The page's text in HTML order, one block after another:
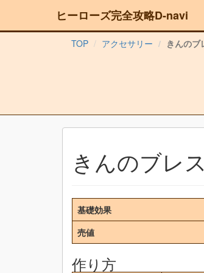
ヒーローズ完全攻略D-navi
TOP アクセサリー きんのブ
きんのブレ
基礎効果
売値
作り方